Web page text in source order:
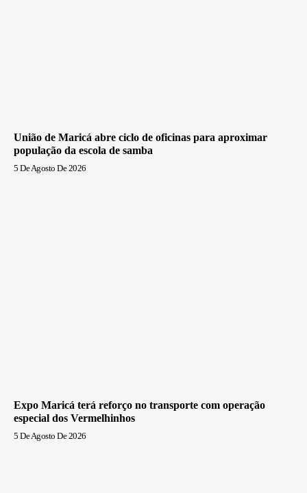
União de Maricá abre ciclo de oficinas para aproximar
população da escola de samba
5 De Agosto De 2026
Expo Maricá terá reforço no transporte com operação
especial dos Vermelhinhos
5 De Agosto De 2026